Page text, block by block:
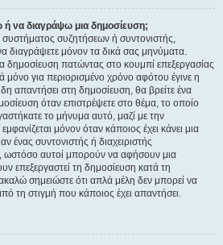
να διαγράψω μια δημοσίευση;
συστήματος συζητήσεων ή συντονιστής,
διαγράψετε μόνον τα δικά σας μηνύματα.
δημοσίευση πατώντας στο κουμπί επεξεργασίας
μόνο για περιορισμένο χρόνο αφότου έγινε η
απαντήσει στη δημοσίευση, θα βρείτε ένα
όταν επιστρέψετε στο θέμα, το οποίο
το μήνυμα αυτό, μαζί με την
μόνον όταν κάποιος έχει κάνει μια
ένας συντονιστής ή διαχειριστής
ωστόσο αυτοί μπορούν να αφήσουν μια
επεξεργαστεί τη δημοσίευση κατά τη
σημειώστε ότι απλά μέλη δεν μπορεί να
τη στιγμή που κάποιος έχει απαντήσει.